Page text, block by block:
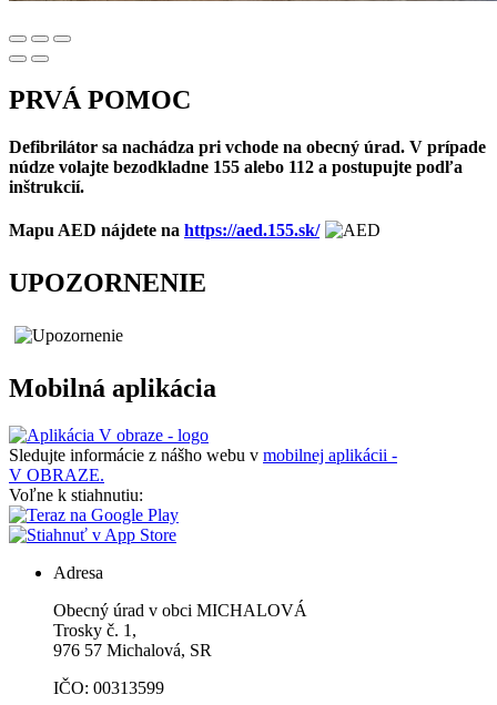
PRVÁ POMOC
Defibrilátor sa nachádza pri vchode na obecný úrad. V prípade
núdze volajte bezodkladne 155 alebo 112 a postupujte podľa
inštrukcií.
Mapu AED nájdete na https://aed.155.sk/
UPOZORNENIE
Mobilná aplikácia
Sledujte informácie z nášho webu v mobilnej aplikácii -
V OBRAZE.
Voľne k stiahnutiu:
Adresa
Obecný úrad v obci MICHALOVÁ
Trosky č. 1,
976 57 Michalová, SR
IČO: 00313599